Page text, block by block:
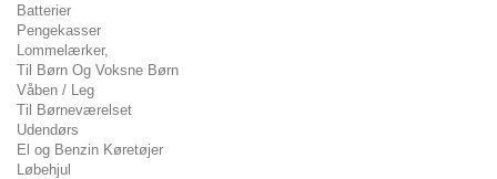
Batterier
Pengekasser
Lommelærker,
Til Børn Og Voksne Børn
Våben / Leg
Til Børneværelset
Udendørs
El og Benzin Køretøjer
Løbehjul